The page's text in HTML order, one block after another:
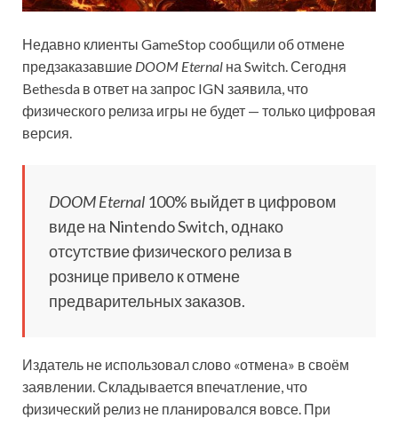
Недавно клиенты GameStop сообщили об отмене
предзаказавшие DOOM Eternal на Switch. Сегодня
Bethesda в ответ на запрос IGN заявила, что
физического релиза игры не будет — только цифровая
версия.
DOOM Eternal 100% выйдет в цифровом
виде на Nintendo Switch, однако
отсутствие физического релиза в
рознице привело к отмене
предварительных заказов.
Издатель не использовал слово «отмена» в своём
заявлении. Складывается впечатление, что
физический релиз не планировался вовсе. При